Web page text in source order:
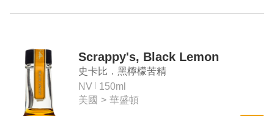
Scrappy's, Black Lemon
史卡比．黑檸檬苦精
NV
150ml
美國 > 華盛頓